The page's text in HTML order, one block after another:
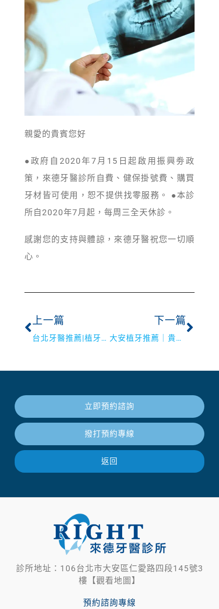
親愛的貴賓您好
●政府自2020年7月15日起啟用振興劵政
策，來德牙醫診所自費、健保掛號費、購買
牙材皆可使用，恕不提供找零服務。 ●本診
所自2020年7月起，每周三全天休診。
感謝您的支持與體諒，來德牙醫祝您一切順
心。
上一篇
台北牙醫推薦|植牙權威淺談牙周病
下一篇
大安植牙推薦｜貴不見得好,但便宜買不到好品質
立即預約諮詢
撥打預約專線
返回
診所地址：106台北市大安區仁愛路四段145號3
樓【觀看地圖】
預約諮詢專線